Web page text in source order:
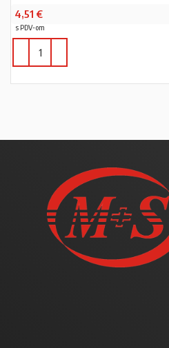
4,51 €
s PDV-om